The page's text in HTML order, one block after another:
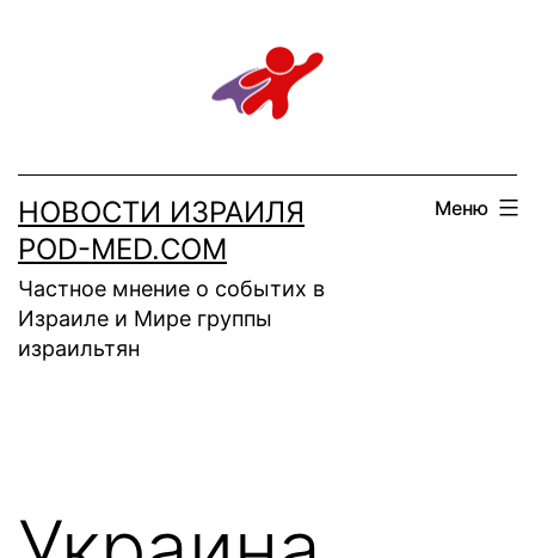
НОВОСТИ ИЗРАИЛЯ
POD-MED.COM
Частное мнение о событих в
Израиле и Мире группы
израильтян
Меню